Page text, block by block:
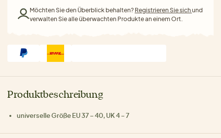
Möchten Sie den Überblick behalten? Registrieren Sie sichund
verwalten Sie alle überwachten Produkte an einem Ort.
Produktbeschreibung
universelle Größe EU 37 – 40, UK 4 – 7